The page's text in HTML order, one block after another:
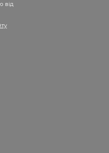
від